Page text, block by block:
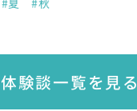
体験談一覧を見る